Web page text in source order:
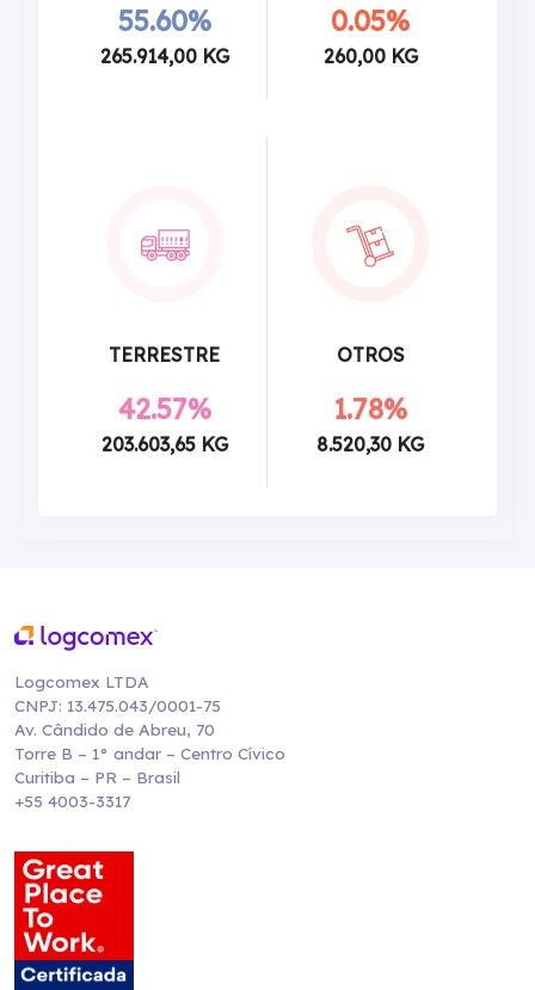
55.60%
265.914,00 KG
0.05%
260,00 KG
TERRESTRE
42.57%
203.603,65 KG
OTROS
1.78%
8.520,30 KG
Logcomex LTDA
CNPJ: 13.475.043/0001-75
Av. Cândido de Abreu, 70
Torre B – 1° andar – Centro Cívico
Curitiba – PR – Brasil
+55 4003-3317